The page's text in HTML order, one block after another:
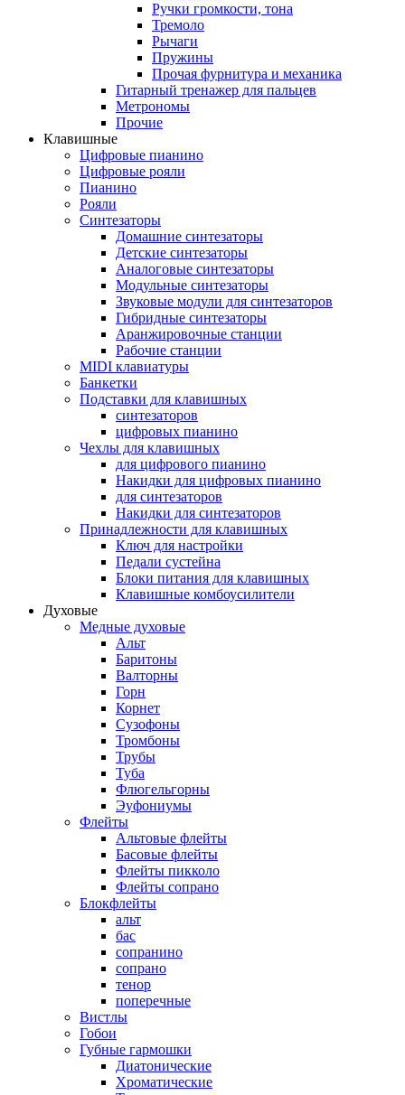
Ручки громкости, тона
Тремоло
Рычаги
Пружины
Прочая фурнитура и механика
Гитарный тренажер для пальцев
Метрономы
Прочие
Клавишные
Цифровые пианино
Цифровые рояли
Пианино
Рояли
Синтезаторы
Домашние синтезаторы
Детские синтезаторы
Аналоговые синтезаторы
Модульные синтезаторы
Звуковые модули для синтезаторов
Гибридные синтезаторы
Аранжировочные станции
Рабочие станции
MIDI клавиатуры
Банкетки
Подставки для клавишных
синтезаторов
цифровых пианино
Чехлы для клавишных
для цифрового пианино
Накидки для цифровых пианино
для синтезаторов
Накидки для синтезаторов
Принадлежности для клавишных
Ключ для настройки
Педали сустейна
Блоки питания для клавишных
Клавишные комбоусилители
Духовые
Медные духовые
Альт
Баритоны
Валторны
Горн
Корнет
Сузофоны
Тромбоны
Трубы
Туба
Флюгельгорны
Эуфониумы
Флейты
Альтовые флейты
Басовые флейты
Флейты пикколо
Флейты сопрано
Блокфлейты
альт
бас
сопранино
сопрано
тенор
поперечные
Вистлы
Гобои
Губные гармошки
Диатонические
Хроматические